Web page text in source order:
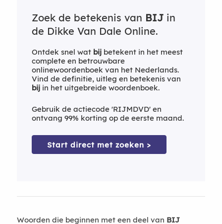
Zoek de betekenis van BIJin
de Dikke Van Dale Online.
Ontdek snel wat bijbetekent in het meest
complete en betrouwbare
onlinewoordenboek van het Nederlands.
Vind de definitie, uitleg en betekenis van
bijin het uitgebreide woordenboek.
Gebruik de actiecode 'RIJMDVD' en
ontvang 99% korting op de eerste maand.
Start direct met zoeken >
Woorden die beginnen met een deel van BIJ